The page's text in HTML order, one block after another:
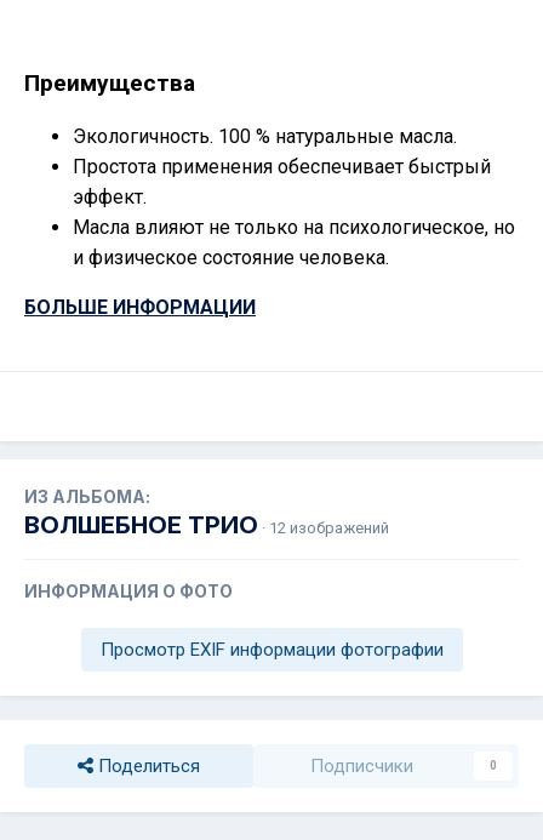
Преимущества
Экологичность. 100 % натуральные масла.
Простота применения обеспечивает быстрый
эффект.
Масла влияют не только на психологическое, но
и физическое состояние человека.
БОЛЬШЕ ИНФОРМАЦИИ
ИЗ АЛЬБОМА:
ВОЛШЕБНОЕ ТРИО · 12 изображений
ИНФОРМАЦИЯ О ФОТО
Просмотр EXIF информации фотографии
Поделиться Подписчики 0